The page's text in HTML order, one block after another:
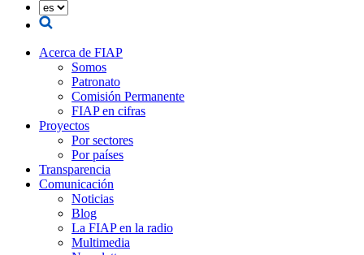
Acerca de FIAP
Somos
Patronato
Comisión Permanente
FIAP en cifras
Proyectos
Por sectores
Por países
Transparencia
Comunicación
Noticias
Blog
La FIAP en la radio
Multimedia